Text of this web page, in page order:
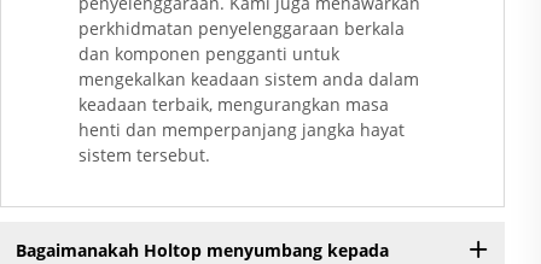
perkhidmatan penyelenggaraan berkala
dan komponen pengganti untuk
mengekalkan keadaan sistem anda dalam
keadaan terbaik, mengurangkan masa
henti dan memperpanjang jangka hayat
sistem tersebut.
Bagaimanakah Holtop menyumbang kepada